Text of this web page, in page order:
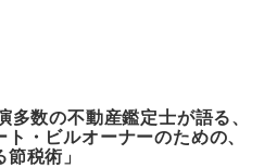
数の不動産鑑定士が語る、
・ビルオーナーのための、
税術」